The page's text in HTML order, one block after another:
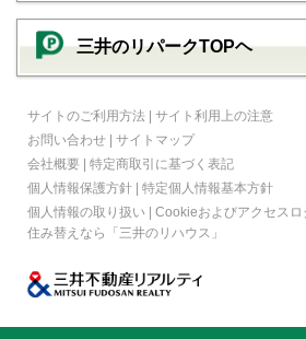
三井のリパークTOPヘ
サイトのご利用方法 | サイト利用上の注意
お問い合わせ | サイトマップ
会社概要 | 特定商取引に基づく表記
個人情報保護方針 | 特定個人情報基本方針
個人情報の取り扱い | Cookieおよびアクセスロ
住み替えなら
「三井のリハウス」